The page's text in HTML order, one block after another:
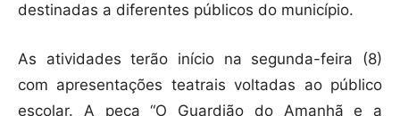
destinadas a diferentes públicos do município.
As atividades terão início na segunda-feira (8)
com apresentações teatrais voltadas ao público
escolar. A peça “O Guardião do Amanhã e a